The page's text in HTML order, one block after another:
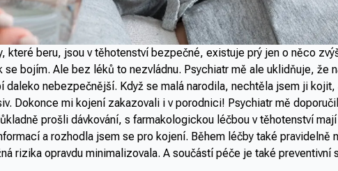
které beru, jsou v těhotenství bezpečné, existuje prý jen o něco
se bojím. Ale bez léků to nezvládnu. Psychiatr mě ale uklidňuje, že
daleko nebezpečnější. Když se malá narodila, nechtěla jsem ji
Dokonce mi kojení zakazovali i v porodnici! Psychiatr mě
prošli dávkování, s farmakologickou léčbou v těhotenství
a rozhodla jsem se pro kojení. Během léčby také pravidelně
rizika opravdu minimalizovala. A součástí péče je také preventivní